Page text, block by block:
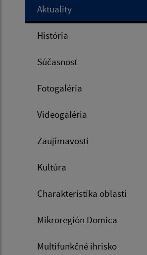
Aktuality
História
Súčasnosť
Fotogaléria
Videogaléria
Zaujímavosti
Kultúra
Charakteristika oblasti
Mikroregión Domica
Multifunkčné ihrisko